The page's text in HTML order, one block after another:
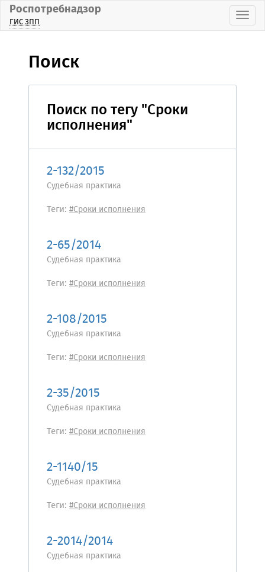
Роспотребнадзор
ГИС ЗПП
Поиск
Поиск по тегу "Сроки
исполнения"
2-132/2015
Судебная практика
Теги: #Сроки исполнения
2-65/2014
Судебная практика
Теги: #Сроки исполнения
2-108/2015
Судебная практика
Теги: #Сроки исполнения
2-35/2015
Судебная практика
Теги: #Сроки исполнения
2-1140/15
Судебная практика
Теги: #Сроки исполнения
2-2014/2014
Судебная практика